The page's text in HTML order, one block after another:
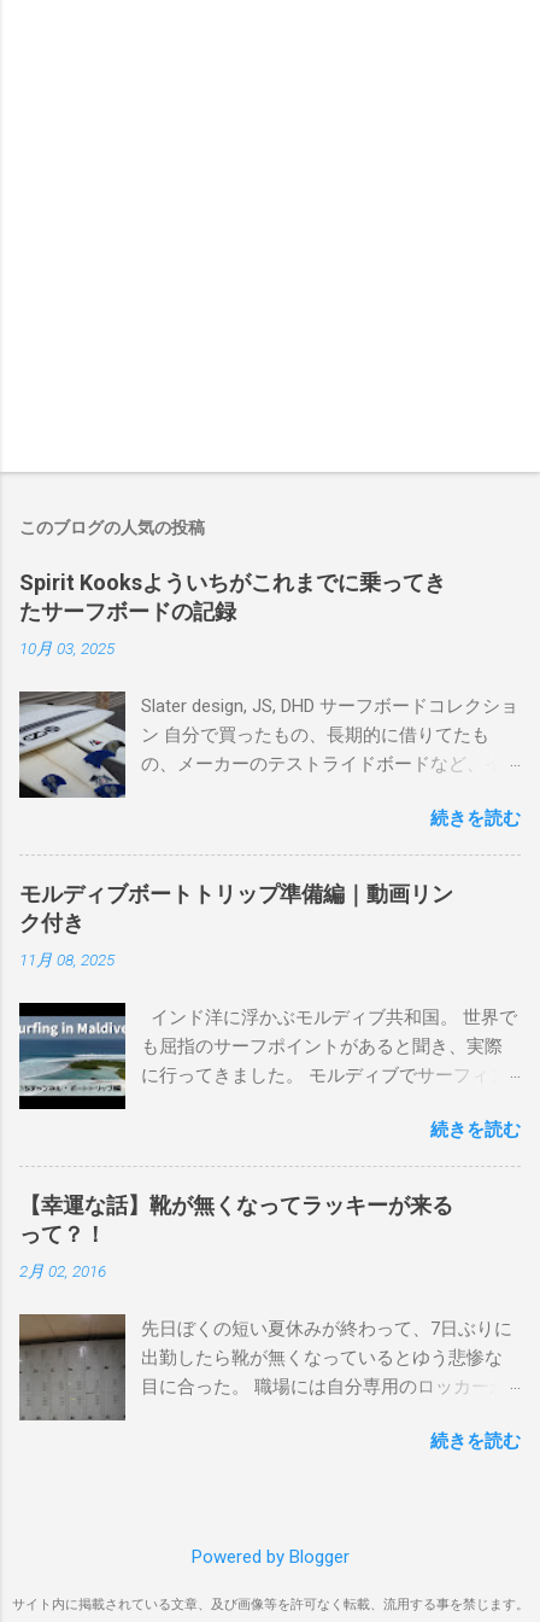
このブログの人気の投稿
Spirit Kooksよういちがこれまでに乗ってき
たサーフボードの記録
10月 03, 2025
Slater design, JS, DHD サーフボードコレクショ
ン 自分で買ったもの、長期的に借りてたも
の、メーカーのテストライドボードなど、イ
を書き残しているページです。 記録と残して
るので、過去のボードたちはもうすでに人に
譲って、手元に無いのがほとんどだけど。 色
んなサーフボードに乗って、サーフィンの世
ーメイドビーチ 最もロングライドしてきたポ
イント スナッパー、レインボーベイ、グリ
ーンマウント、クーリービーチ、キラ、レノ
狙っているポイント バーレー、キラ、レイ
ンボーベイ、クーリービーチ 絶対に入りたい
ポイント ベルズビーチ、グレートオーシャ
ナチュラル DHD DX-1
5'10"×18'3/8×2'3/16 Glassing Team 4×4
Extra Toe patch FCS Dacy 6'0 Nick Maz 5'5"×
18'7/8"×2'5/18 FCS 375mm 295mm Firewire
Slater design OMNI 5' 3"×18'5/8"×2'1/4" Round
続きを読む
モルディブボートトリップ準備編｜動画リン
ク付き
11月 08, 2025
インド洋に浮かぶモルディブ共和国。 世界で
も屈指のサーフポイントがあると聞き、実際
に行ってきました。 モルディブでサーフィン
テルやリゾートに滞在して目の前のブレイク
を独占するスタイル。もうひとつが、複数の
ポイントを巡る「ボートトリップ」です。 今
回はそのボートトリップで、時間と空間の贅
系YouTubeチャンネル「よういちチャンネル
Spirit Kooks」と、国内外のサーフトリップ専
門旅行会社「Geekoutトラベル」さんとのコラ
際に行ったアクセス方法やスケジュールをま
スリランカ・コロンボ空港で乗り換えてモル
ディブのマレ空港へ向かいました。 預け荷物
続きを読む
【幸運な話】靴が無くなってラッキーが来る
って？！
2月 02, 2016
先日ぼくの短い夏休みが終わって、7日ぶりに
出勤したら靴が無くなっているとゆう悲惨な
目に合った。 職場には自分専用のロッカーが
んでいるのだが、仕事中に履いているシェフ
中には入れたくないのはみんな同じなのだ。
続きを読む
Powered by Blogger
サイト内に掲載されている文章、及び画像等を許可なく転載、流用する事を禁じます。